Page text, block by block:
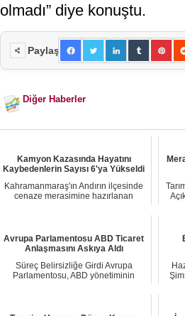
olmadı” diye konuştu.
Paylaş
Diğer Haberler
Kamyon Kazasında Hayatını
Kaybedenlerin Sayısı 6'ya Yükseldi
Kahramanmaraş'ın Andırın ilçesinde
cenaze merasimine hazırlanan
Avrupa Parlamentosu ABD Ticaret
Anlaşmasını Askıya Aldı
Süreç Belirsizliğe Girdi Avrupa
Parlamentosu, ABD yönetiminin